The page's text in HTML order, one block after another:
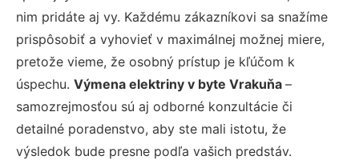
nim pridáte aj vy. Každému zákazníkovi sa snažíme
prispôsobiť a vyhovieť v maximálnej možnej miere,
pretože vieme, že osobný prístup je kľúčom k
úspechu. Výmena elektriny v byte Vrakuňa –
samozrejmosťou sú aj odborné konzultácie či
detailné poradenstvo, aby ste mali istotu, že
výsledok bude presne podľa vašich predstáv.